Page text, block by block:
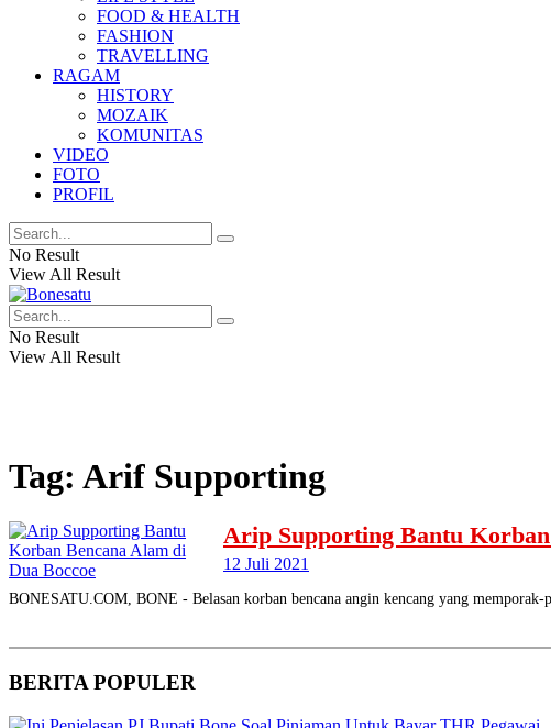
FOOD & HEALTH
FASHION
TRAVELLING
RAGAM
HISTORY
MOZAIK
KOMUNITAS
VIDEO
FOTO
PROFIL
No Result
View All Result
No Result
View All Result
Tag: Arif Supporting
Arip Supporting Bantu
12 Juli 2021
BONESATU.COM, BONE - Belasan korban bencana angin kencang yang memporak-
BERITA POPULER